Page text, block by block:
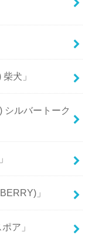
犬」
シルバートーク
」
ア」